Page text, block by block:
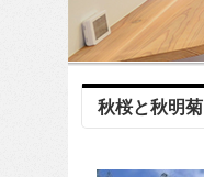
秋桜と秋明菊